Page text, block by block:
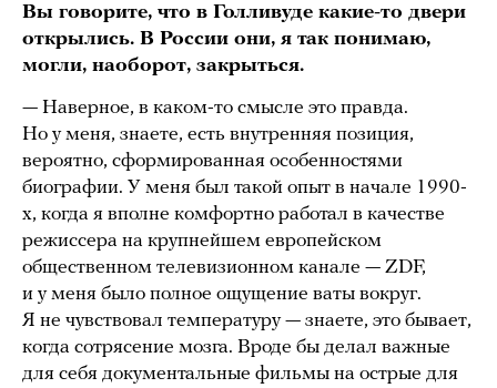
Вы говорите, что в Голливуде какие-то двери
открылись. В России они, я так понимаю,
могли, наоборот, закрыться.
— Наверное, в каком-то смысле это правда.
Но у меня, знаете, есть внутренняя позиция,
вероятно, сформированная особенностями
биографии. У меня был такой опыт в начале 1990-
х, когда я вполне комфортно работал в качестве
режиссера на крупнейшем европейском
общественном телевизионном канале — ZDF,
и у меня было полное ощущение ваты вокруг.
Я не чувствовал температуру — знаете, это бывает,
когда сотрясение мозга. Вроде бы делал важные
для себя документальные фильмы на острые для